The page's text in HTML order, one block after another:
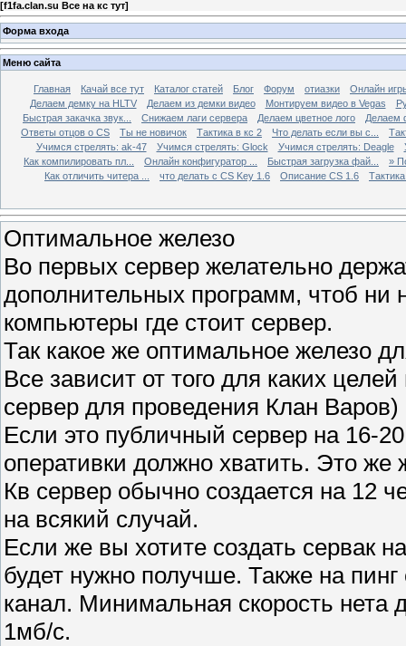
[f1fa.clan.su Все на кс тут]
Форма входа
Меню сайта
Главная Качай все тут Каталог статей Блог Форум отиазки
Онлайн
Делаем демку на HLTV
Делаем из демки видео Монтируем видео в Vegas
Быстрая закачка звук...
Снижаем лаги сервера Делаем цветное лого
Делаем
Ответы отцов о CS
Ты не новичок Тактика в кс 2 Что делать если вы с...
Учимся стрелять: ak-47
Учимся стрелять: Glock Учимся стрелять: Deagle
Как компилировать пл...
Онлайн конфигуратор ... Быстрая загрузка фай...
»
Как отличить читера ...
что делать с CS Key 1.6 Описание CS 1.6
Оптимальное железо
Во первых сервер желательно
дополнительных программ, чтоб ни
компьютеры где стоит сервер.
Так какое же оптимальное железо
Все зависит от того для каких
сервер для проведения Клан Варов)
Если это публичный сервер на 16-
оперативки должно хватить. Это же
Кв сервер обычно создается на 12
на всякий случай.
Если же вы хотите создать сервак
будет нужно получше. Также на пинг
канал. Минимальная скорость нета
1мб/c.